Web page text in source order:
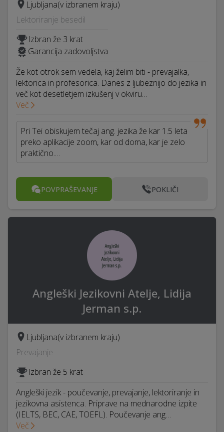
Ljubljana(v izbranem kraju)
Lektoriranje besedil
Izbran že 3 krat
Garancija zadovoljstva
Že kot otrok sem vedela, kaj želim biti - prevajalka,
lektorica in profesorica. Danes z ljubeznijo do jezika in
več kot desetletjem izkušenj v okviru…
Več
Pri Tei obiskujem tečaj ang. jezika že kar 1.5 leta
preko aplikacije zoom, kar od doma, kar je zelo
praktično.…
POVPRAŠEVANJE POKLIČI
Angleški Jezikovni Atelje, Lidija
Jerman s.p.
Ljubljana(v izbranem kraju)
Prevajanje
Izbran že 5 krat
Angleški jezik - poučevanje, prevajanje, lektoriranje in
jezikovna asistenca. Priprave na mednarodne izpite
(IELTS, BEC, CAE, TOEFL). Poučevanje ang…
Več